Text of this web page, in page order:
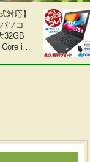
対応】
ソコ
32GB
i5
袋 ギ